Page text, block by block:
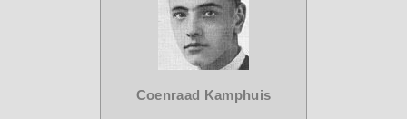
Coenraad Kamphuis